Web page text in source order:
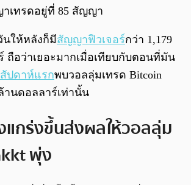
เทรดอยู่ที่ 85 สัญญา
นให้หลังก็มีสัญญาฟิวเจอร์กว่า 1,179
ถือว่าเยอะมากเมื่อเทียบกับตอนที่มัน
ปดาห์แรกพบวอลลุ่มเทรด Bitcoin
านดอลลาร์เท่านั้น
แกร่งขึ้นส่งผลให้วอลลุ่ม
พุ่ง